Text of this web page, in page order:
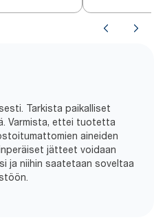
Tarkista paikalliset
Varmista, ettei tuotetta
aineiden
jätteet voidaan
ja niihin saatetaan soveltaa